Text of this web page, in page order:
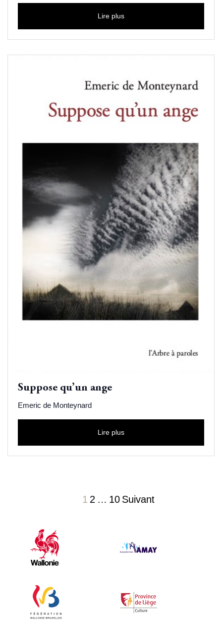
Lire plus
Suppose qu’un ange
Emeric de Monteynard
Lire plus
1 2 … 10 Suivant